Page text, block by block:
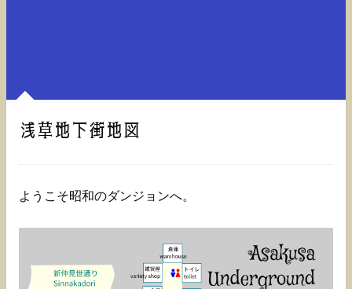
浅草地下街地図
ようこそ昭和のダンジョンへ。